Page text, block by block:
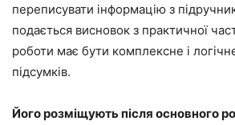
переписувати інформацію з
подається висновок з практичної
роботи має бути комплексне і
підсумків.
Його розміщують після основного